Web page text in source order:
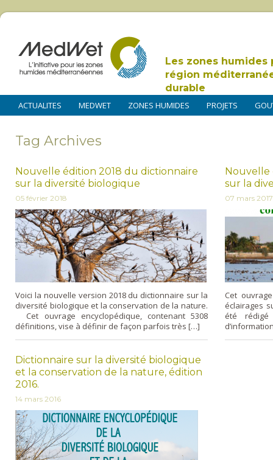
Les zones humides
région
durable
ACTUALITES MEDWET ZONES HUMIDES PROJETS
Tag Archives
Nouvelle édition 2018 du dictionnaire
sur la diversité biologique
05 février 2018
Voici la nouvelle version 2018 du dictionnaire sur la
diversité biologique et la conservation de la nature.
Cet ouvrage encyclopédique, contenant 5308
définitions, vise à définir de façon parfois très […]
Nouvelle
sur la
07 mars 2017
Cet
éclairages
été
Dictionnaire sur la diversité biologique
et la conservation de la nature, édition
2016.
14 mars 2016